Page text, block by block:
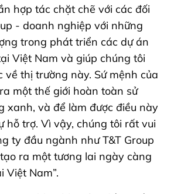
hợp tác chặt chẽ với các đối
- doanh nghiệp với những
trong phát triển các dự án
Việt Nam và giúp chúng tôi
về thị trường này. Sứ mệnh của
một thế giới hoàn toàn sử
xanh, và để làm được điều này
hỗ trợ. Vì vậy, chúng tôi rất vui
ty đầu ngành như T&T Group
ra một tương lai ngày càng
Việt Nam”.